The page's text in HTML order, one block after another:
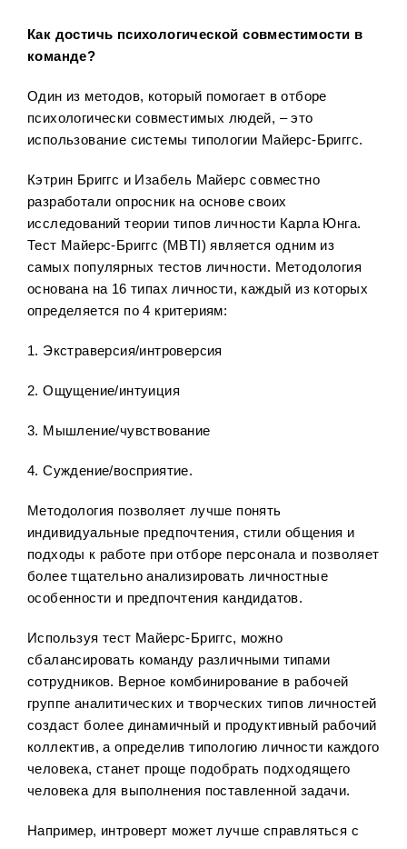
Как достичь психологической совместимости в
команде?
Один из методов, который помогает в отборе
психологически совместимых людей, – это
использование системы типологии Майерс-Бриггс.
Кэтрин Бриггс и Изабель Майерс совместно
разработали опросник на основе своих
исследований теории типов личности Карла Юнга.
Тест Майерс-Бриггс (MBTI) является одним из
самых популярных тестов личности. Методология
основана на 16 типах личности, каждый из которых
определяется по 4 критериям:
1. Экстраверсия/интроверсия
2. Ощущение/интуиция
3. Мышление/чувствование
4. Суждение/восприятие.
Методология позволяет лучше понять
индивидуальные предпочтения, стили общения и
подходы к работе при отборе персонала и позволяет
более тщательно анализировать личностные
особенности и предпочтения кандидатов.
Используя тест Майерс-Бриггс, можно
сбалансировать команду различными типами
сотрудников. Верное комбинирование в рабочей
группе аналитических и творческих типов личностей
создаст более динамичный и продуктивный рабочий
коллектив, а определив типологию личности каждого
человека, станет проще подобрать подходящего
человека для выполнения поставленной задачи.
Например, интроверт может лучше справляться с